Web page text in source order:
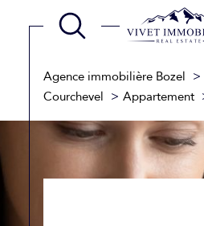
Agence immobilière Bozel
Courchevel
Appartement